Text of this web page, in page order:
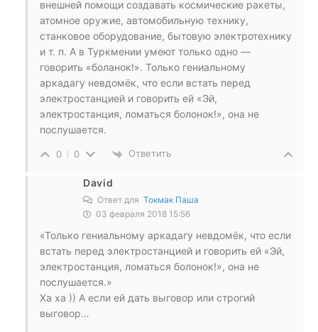
внешней помощи создавать космические ракеты,
атомное оружие, автомобильную технику,
станковое оборудование, бытовую электротехнику
и т. п. А в Туркмении умеют только одно —
говорить «боланок!». Только гениальному
аркадагу невдомёк, что если встать перед
электростанцией и говорить ей «Эй,
электростанция, ломаться болонок!», она не
послушается.
0 0 Ответить
David
Ответ для Токмак Паша
03 февраля 2018 15:56
«Только гениальному аркадагу невдомёк, что если
встать перед электростанцией и говорить ей «Эй,
электростанция, ломаться болонок!», она не
послушается.»
Ха ха )) А если ей дать выговор или строгий
выговор…